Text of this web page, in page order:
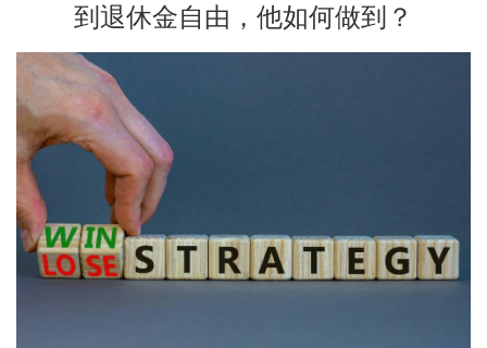
到退休金自由，他如何做到？